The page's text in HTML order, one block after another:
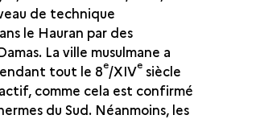
de technique
le Hauran par des
La ville musulmane a
tout le 8e/XIVe siècle
comme cela est confirmé
du Sud. Néanmoins, les